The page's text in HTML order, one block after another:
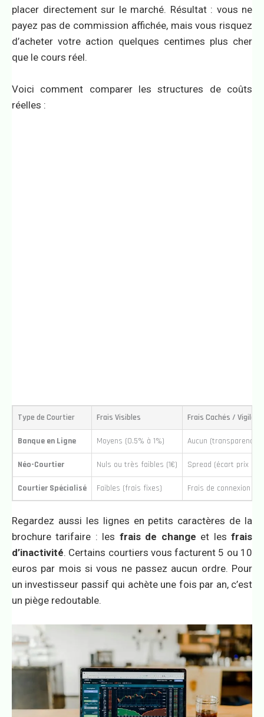
placer directement sur le marché. Résultat : vous ne
payez pas de commission affichée, mais vous risquez
d’acheter votre action quelques centimes plus cher
que le cours réel.
Voici comment comparer les structures de coûts
réelles :
Type de Courtier Frais Visibles Frais Cachés /
Banque en Ligne Moyens (0.5% à 1%) Aucun (transparence
Néo-Courtier Nuls ou très faibles (1€) Spread (écart prix
Courtier Spécialisé Faibles (frais fixes) Frais de connexion
Regardez aussi les lignes en petits caractères de la
brochure tarifaire : les frais de change et lesfrais
d’inactivité. Certains courtiers vous facturent 5 ou 10
euros par mois si vous ne passez aucun ordre. Pour
un investisseur passif qui achète une fois par an, c’est
un piège redoutable.